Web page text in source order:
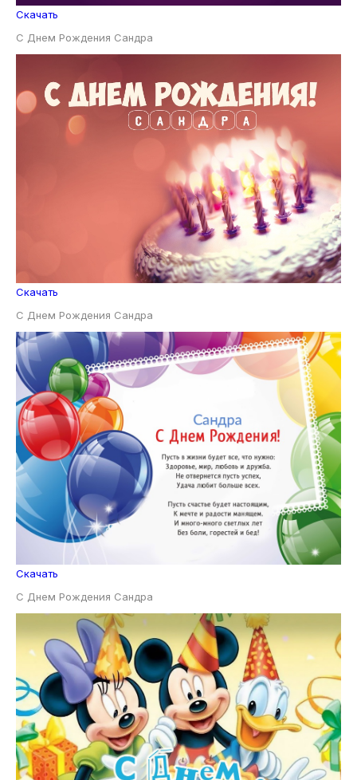
Скачать
С Днем Рождения Сандра
Скачать
С Днем Рождения Сандра
Скачать
С Днем Рождения Сандра